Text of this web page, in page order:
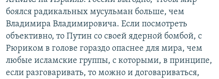
боялся радикальных мусульман больше, чем
Владимира Владимировича. Если посмотреть
объективно, то Путин со своей ядерной бомбой, с
Рюриком в голове гораздо опаснее для мира, чем
любые исламские группы, с которыми, в принципе,
если разговаривать, то можно и договариваться,